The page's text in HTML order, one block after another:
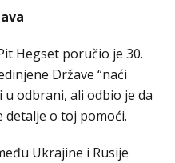
Hegset poručio je 30.
Države “naći
odbrani, ali odbio je da
o toj pomoći.
Ukrajine i Rusije